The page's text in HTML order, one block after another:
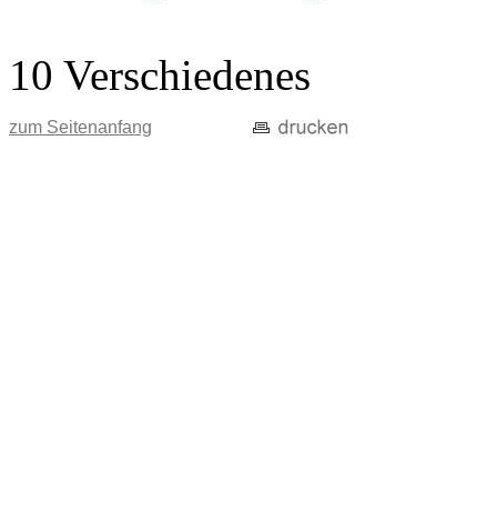
10 Verschiedenes
zum Seitenanfang